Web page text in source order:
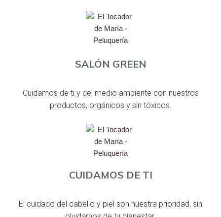
SALÓN GREEN
Cuidamos de ti y del medio ambiente con nuestros
productos, orgánicos y sin tóxicos.
CUIDAMOS DE TI
El cuidado del cabello y piel son nuestra prioridad, sin